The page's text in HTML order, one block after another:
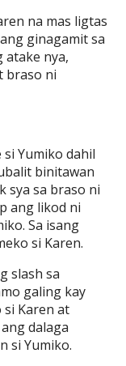
na mas ligtas
ginagamit sa
atake nya,
braso ni
Yumiko dahil
binitawan
sya sa braso ni
ang likod ni
Sa isang
si Karen.
slash sa
galing kay
si Karen at
dalaga
si Yumiko.